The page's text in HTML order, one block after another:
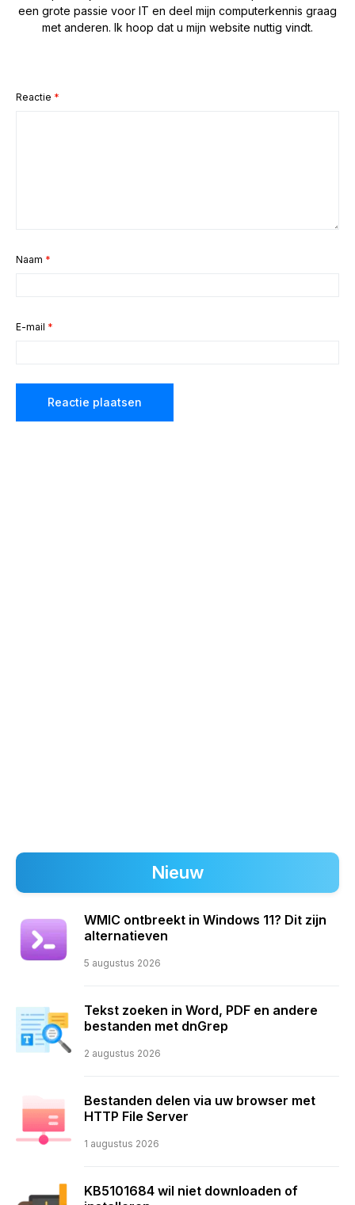
een grote passie voor IT en deel mijn computerkennis graag
met anderen. Ik hoop dat u mijn website nuttig vindt.
Reactie *
Naam *
E-mail *
Nieuw
WMIC ontbreekt in Windows 11? Dit zijn
alternatieven
5 augustus 2026
Tekst zoeken in Word, PDF en andere
bestanden met dnGrep
2 augustus 2026
Bestanden delen via uw browser met
HTTP File Server
1 augustus 2026
KB5101684 wil niet downloaden of